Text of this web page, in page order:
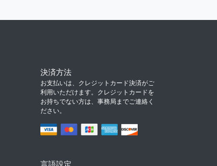
決済方法
お支払いは、クレジットカード決済がご
利用いただけます。クレジットカードを
お持ちでない方は、事務局までご連絡く
ださい。
言語設定